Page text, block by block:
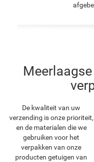
De kwaliteit van uw
verzending is onze prioriteit,
en de materialen die we
gebruiken voor het
verpakken van onze
producten getuigen van